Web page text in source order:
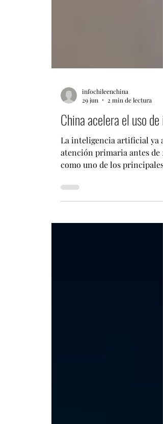
infochileenchina
29 jun
2 min de lectura
China acelera el uso
La inteligencia artificial ya
como uno de los
hospitales del país